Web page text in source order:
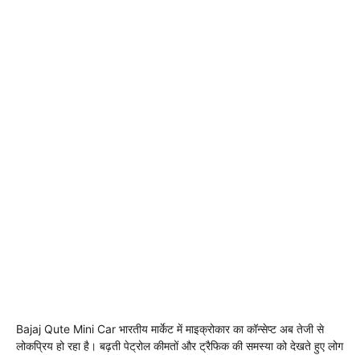
Bajaj Qute Mini Car भारतीय मार्केट में माइक्रोकार का कॉन्सेप्ट अब तेजी से
लोकप्रिय हो रहा है। बढ़ती पेट्रोल कीमतों और ट्रैफिक की समस्या को देखते हुए लोग